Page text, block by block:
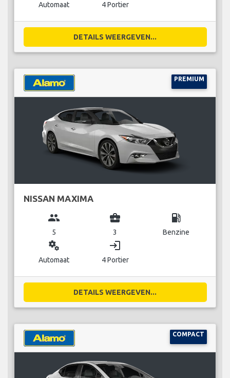
Automaat 4 Portier
DETAILS WEERGEVEN...
PREMIUM
NISSAN MAXIMA
group
5
business_center
3
local_gas_station
Benzine
miscellaneous_services
Automaat
login
4 Portier
DETAILS WEERGEVEN...
COMPACT